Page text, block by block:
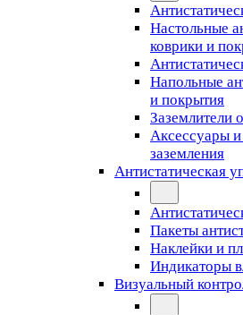
Настольные
коврики и
Напольные
и покрытия
Заземлители
Аксессуары
заземления
Антистатическая
Пакеты
Наклейки и
Индикаторы
Визуальный